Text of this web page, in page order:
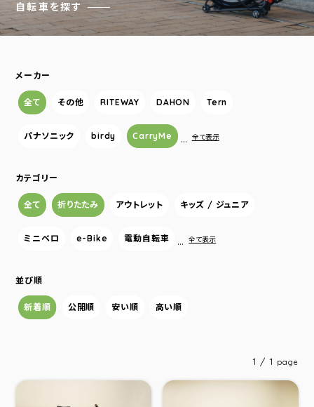
自転車を探す
メーカー
全て その他 RITEWAY DAHON Tern
パナソニック birdy CarryMe … 全て表示
カテゴリー
全て 折りたたみ アウトレット キッズ / ジュニア
ミニベロ e-Bike 電動自転車 … 全て表示
並び順
新着順 公開順 安い順 高い順
1 / 1 page